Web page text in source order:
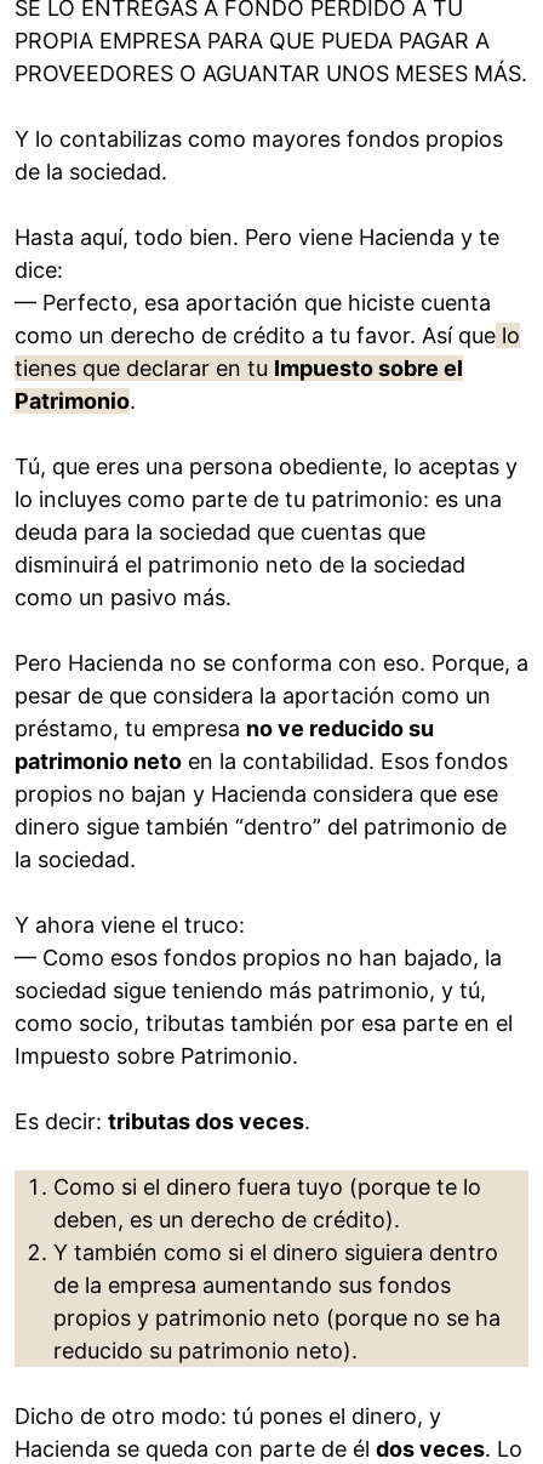
SE LO ENTREGAS A FONDO PERDIDO A TU
PROPIA EMPRESA PARA QUE PUEDA PAGAR A
PROVEEDORES O AGUANTAR UNOS MESES MÁS.
Y lo contabilizas como mayores fondos propios
de la sociedad.
Hasta aquí, todo bien. Pero viene Hacienda y te
dice:
— Perfecto, esa aportación que hiciste cuenta
como un derecho de crédito a tu favor. Así que lo
tienes que declarar en tu Impuesto sobre el
Patrimonio.
Tú, que eres una persona obediente, lo aceptas y
lo incluyes como parte de tu patrimonio: es una
deuda para la sociedad que cuentas que
disminuirá el patrimonio neto de la sociedad
como un pasivo más.
Pero Hacienda no se conforma con eso. Porque, a
pesar de que considera la aportación como un
préstamo, tu empresa no ve reducido su
patrimonio neto en la contabilidad. Esos fondos
propios no bajan y Hacienda considera que ese
dinero sigue también “dentro” del patrimonio de
la sociedad.
Y ahora viene el truco:
— Como esos fondos propios no han bajado, la
sociedad sigue teniendo más patrimonio, y tú,
como socio, tributas también por esa parte en el
Impuesto sobre Patrimonio.
Es decir: tributas dos veces.
Como si el dinero fuera tuyo (porque te lo
deben, es un derecho de crédito).
Y también como si el dinero siguiera dentro
de la empresa aumentando sus fondos
propios y patrimonio neto (porque no se ha
reducido su patrimonio neto).
Dicho de otro modo: tú pones el dinero, y
Hacienda se queda con parte de él dos veces. Lo